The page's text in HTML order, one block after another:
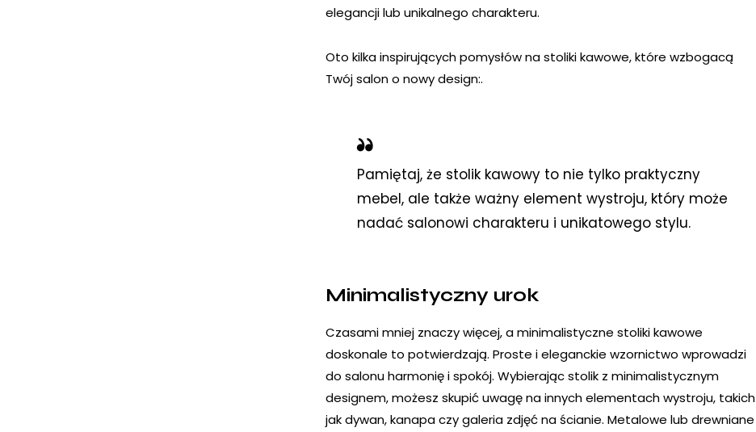
elegancji lub unikalnego charakteru.
Oto kilka inspirujących pomysłów na stoliki kawowe, które wzbogacą
Twój salon o nowy design:.
Pamiętaj, że stolik kawowy to nie tylko praktyczny
mebel, ale także ważny element wystroju, który może
nadać salonowi charakteru i unikatowego stylu.
Minimalistyczny urok
Czasami mniej znaczy więcej, a minimalistyczne stoliki kawowe
doskonale to potwierdzają. Proste i eleganckie wzornictwo wprowadzi
do salonu harmonię i spokój. Wybierając stolik z minimalistycznym
designem, możesz skupić uwagę na innych elementach wystroju, takich
jak dywan, kanapa czy galeria zdjęć na ścianie. Metalowe lub drewniane